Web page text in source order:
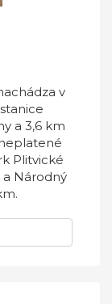
v
a 3,6 km
Plitvické
a Národný